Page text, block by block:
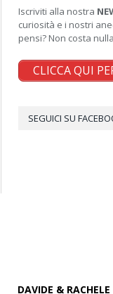
Iscriviti alla nostra
curiosità e i nostri
pensi? Non costa
CLICCA QUI
SEGUICI SU
DAVIDE & RACHELE